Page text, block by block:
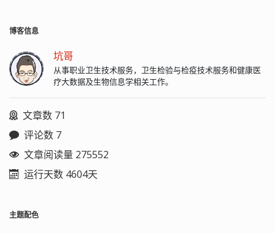
博客信息
坑哥
从事职业卫生技术服务，卫生检验与检疫技术服务和健康医
疗大数据及生物信息学相关工作。
文章数 71
评论数 7
文章阅读量 275552
运行天数 4604天
主题配色